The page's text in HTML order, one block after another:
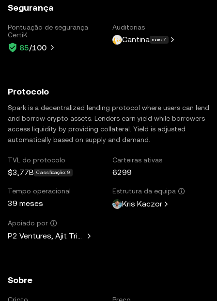
Segurança
Pontuação de segurança
CertiK
85/100
Auditorias
Cantina mais 7
Protocolo
Spark is a decentralized lending protocol where users can lend
and borrow crypto assets. Lenders earn yield while borrowers
access liquidity by providing collateral. Yield is adjusted
automatically based on supply and demand.
TVL do protocolo
$3,77B Classificação: 9
Carteiras ativas
6299
Tempo operacional
39 meses
Estrutura da equipa
Kris Kaczor
Apoiado por
P2 Ventures, Ajit Tripathi, Unicorn Ventures, Curiosity
Sobre
Cripto Preço